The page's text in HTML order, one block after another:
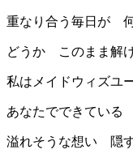
重なり合う毎日が
どうか このまま解
私はメイドウィズユ
あなたでできている
溢れそうな想い 隠